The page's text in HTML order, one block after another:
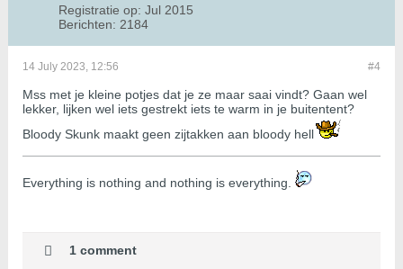
Registratie op: Jul 2015
Berichten: 2184
#4
14 July 2023, 12:56
Mss met je kleine potjes dat je ze maar saai vindt? Gaan wel
lekker, lijken wel iets gestrekt iets te warm in je buitentent?
Bloody Skunk maakt geen zijtakken aan bloody hell
​​​​​​Everything is nothing and nothing is everything.
1 comment